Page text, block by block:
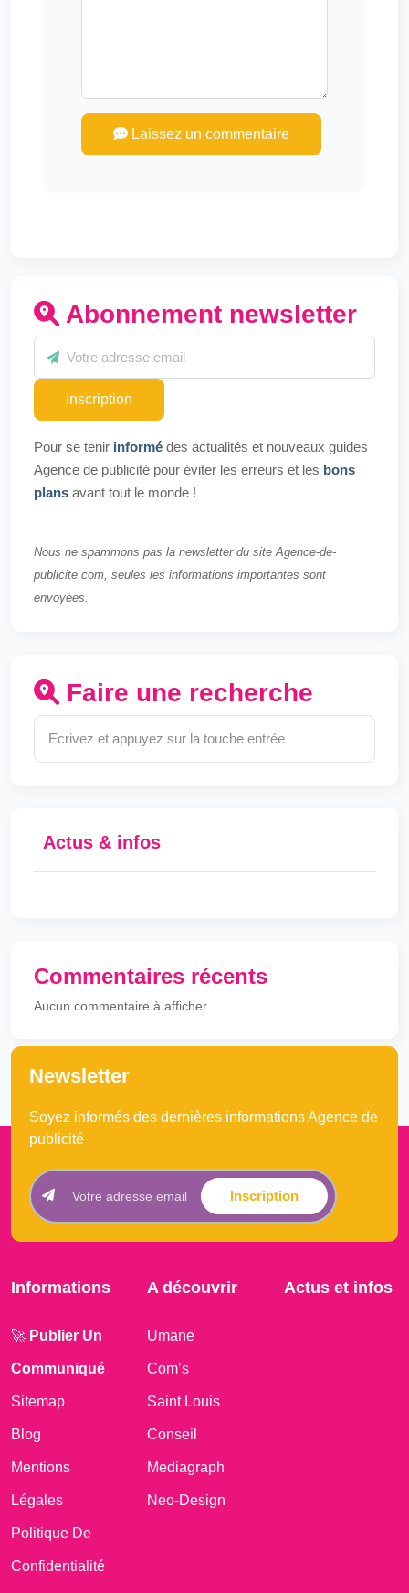
Laissez un commentaire
Abonnement newsletter
Inscription
Pour se tenir informé des actualités et nouveaux guides
Agence de publicité pour éviter les erreurs et les bons
plans avant tout le monde !
Nous ne spammons pas la newsletter du site Agence-de-
publicite.com, seules les informations importantes sont
envoyées.
Faire une recherche
Actus & infos
Commentaires récents
Aucun commentaire à afficher.
Newsletter
Soyez informés des dernières informations Agence de
publicité
Inscription
Informations
🚀 Publier Un
Communiqué
Sitemap
Blog
Mentions
Légales
Politique De
Confidentialité
A découvrir
Umane
Com’s
Saint Louis
Conseil
Mediagraph
Neo-Design
Actus et infos